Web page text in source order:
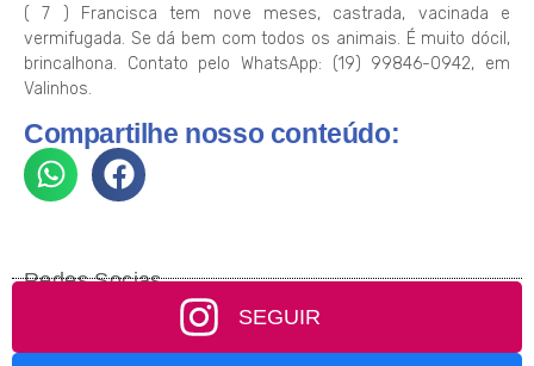
( 7 ) Francisca tem nove meses, castrada, vacinada e
vermifugada. Se dá bem com todos os animais. É muito dócil,
brincalhona. Contato pelo WhatsApp: (19) 99846-0942, em
Valinhos.
Compartilhe nosso conteúdo:
Redes Socias
SEGUIR